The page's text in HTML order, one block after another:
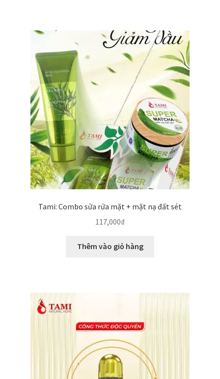
Tami: Combo sửa rửa mặt + mặt nạ đất sét
117,000₫
Thêm vào giỏ hàng